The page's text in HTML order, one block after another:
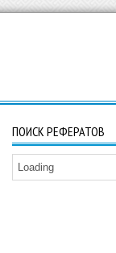
ПОИСК РЕФЕРАТОВ
Loading